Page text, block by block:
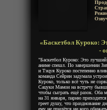
«Баскетбол Куроко:
-
"Баскетбол Куроко: Это
аниме спешл. По завершении
и Тэцуя Куроко постепенно
команда Сейрин задумала
Куроко, только всё чуть не
Сацуки Мамои на встречу
чтобы сыграть ещё разок. Оба
на 31 января, парню
греет душу, что празднование
ему не придётся ни кого обижать.